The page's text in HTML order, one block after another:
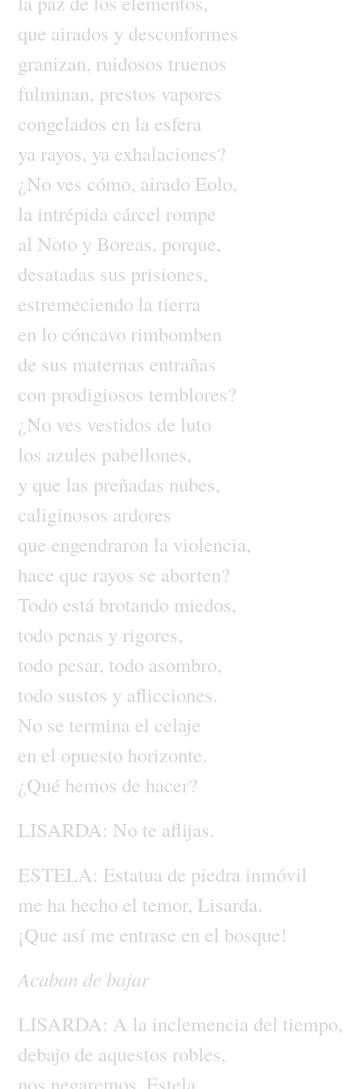
que airados y desconformes
granizan, ruidosos truenos
fulminan, prestos vapores
congelados en la esfera
ya rayos, ya exhalaciones?
¿No ves cómo, airado Eolo,
la intrépida cárcel rompe
al Noto y Boreas, porque,
desatadas sus prisiones,
estremeciendo la tierra
en lo cóncavo rimbomben
de sus maternas entrañas
con prodigiosos temblores?
¿No ves vestidos de luto
los azules pabellones,
y que las preñadas nubes,
caliginosos ardores
que engendraron la violencia,
hace que rayos se aborten?
Todo está brotando miedos,
todo penas y rigores,
todo pesar, todo asombro,
todo sustos y aflicciones.
No se termina el celaje
en el opuesto horizonte.
¿Qué hemos de hacer?
LISARDA: No te aflijas.
ESTELA: Estatua de piedra inmóvil
me ha hecho el temor, Lisarda.
¡Que así me entrase en el bosque!
Acaban de bajar
LISARDA: A la inclemencia del tiempo,
debajo de aquestos robles,
nos negaremos, Estela,